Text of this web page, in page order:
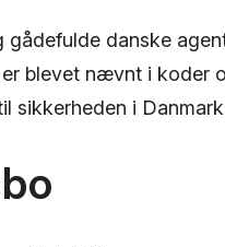
danske
er blevet nævnt i koder
sikkerheden i